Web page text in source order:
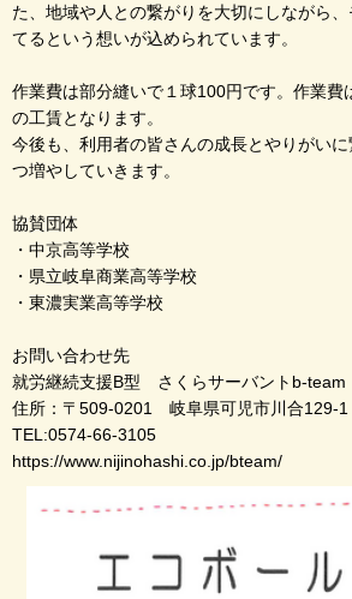
た、地域や人との繋がりを大切にしながら
てるという想いが込められています。
作業費は部分縫いで１球100円です。作業費
の工賃となります。
今後も、利用者の皆さんの成長とやりがい
つ増やしていきます。
協賛団体
・中京高等学校
・県立岐阜商業高等学校
・東濃実業高等学校
お問い合わせ先
就労継続支援B型 さくらサーバントb-team
住所：〒509-0201 岐阜県可児市川合129-1
TEL:0574-66-3105
https://www.nijinohashi.co.jp/bteam/